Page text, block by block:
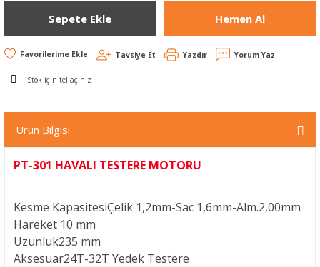
Sepete Ekle Hemen Al
Tavsiye Et Yazdır Yorum Yaz
Stok için tel açınız
Ürün Bilgisi
PT-301 HAVALI TESTERE MOTORU
Kesme KapasitesiÇelik 1,2mm-Sac 1,6mm-Alm.2,00mm
Hareket 10 mm
Uzunluk235 mm
Aksesuar24T-32T Yedek Testere